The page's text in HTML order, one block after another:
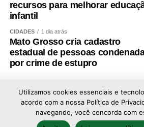
recursos para melhorar
infantil
CIDADES 1 dia atrás
Mato Grosso cria cadastro
estadual de pessoas
por crime de estupro
Utilizamos cookies essenciais e
acordo com a nossa Política de
navegando, você concorda com